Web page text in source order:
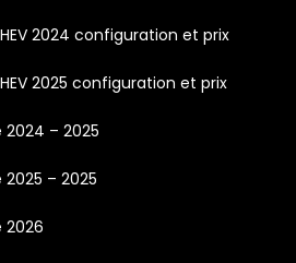
2024 configuration et prix
2025 configuration et prix
– 2025
– 2025
2026